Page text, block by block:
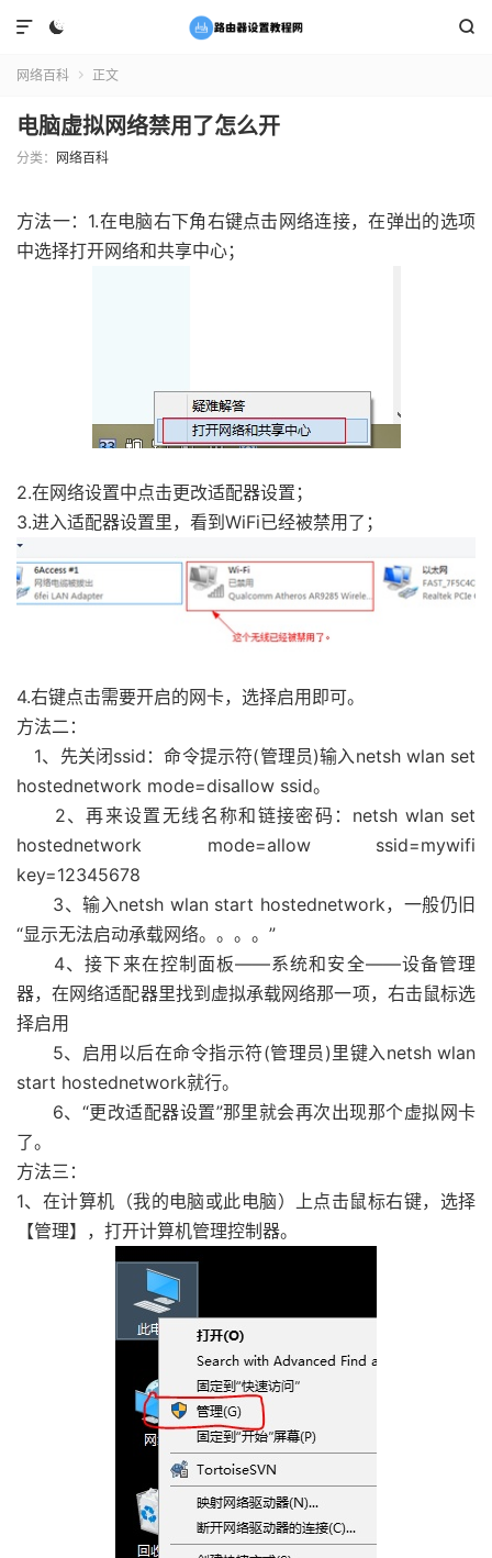
 

网络百科  正文
电脑虚拟网络禁用了怎么开
分类： 网络百科
方法一：1.在电脑右下角右键点击网络连接，在弹出的选项
中选择打开网络和共享中心；
2.在网络设置中点击更改适配器设置；
3.进入适配器设置里，看到WiFi已经被禁用了；
4.右键点击需要开启的网卡，选择启用即可。
方法二：
1、先关闭ssid：命令提示符(管理员)输入netsh wlan set
hostednetwork mode=disallow ssid。
2、再来设置无线名称和链接密码：netsh wlan set
hostednetwork mode=allow ssid=mywifi
key=12345678
3、输入netsh wlan start hostednetwork，一般仍旧
“显示无法启动承载网络。。。。”
4、接下来在控制面板——系统和安全——设备管理
器，在网络适配器里找到虚拟承载网络那一项，右击鼠标选
择启用
5、启用以后在命令指示符(管理员)里键入netsh wlan
start hostednetwork就行。
6、“更改适配器设置”那里就会再次出现那个虚拟网卡
了。
方法三：
1、在计算机（我的电脑或此电脑）上点击鼠标右键，选择
【管理】，打开计算机管理控制器。